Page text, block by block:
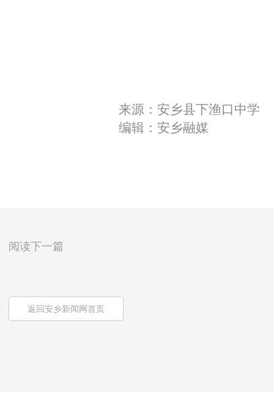
来源：安乡县下渔口中学
编辑：安乡融媒
阅读下一篇
返回安乡新闻网首页